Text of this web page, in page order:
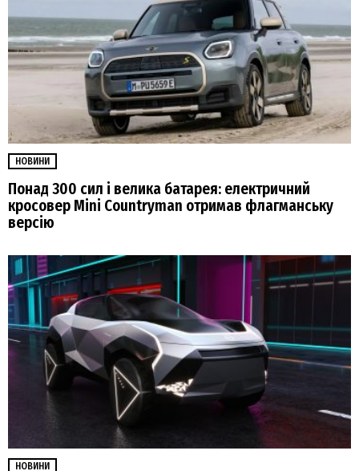
НОВИНИ
Понад 300 сил і велика батарея: електричний
кросовер Mini Countryman отримав флагманську
версію
НОВИНИ